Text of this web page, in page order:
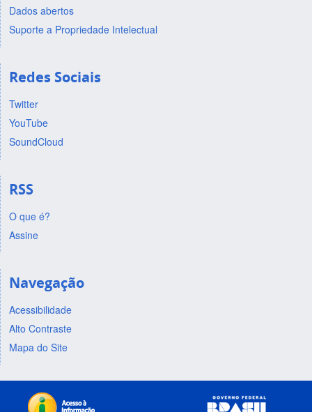
Dados abertos
Suporte a Propriedade Intelectual
Redes Sociais
Twitter
YouTube
SoundCloud
RSS
O que é?
Assine
Navegação
Acessibilidade
Alto Contraste
Mapa do Site